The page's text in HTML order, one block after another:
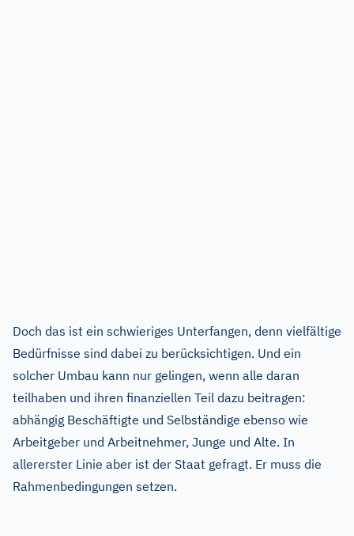
Doch das ist ein schwieriges Unterfangen, denn vielfältige
Bedürfnisse sind dabei zu berücksichtigen. Und ein
solcher Umbau kann nur gelingen, wenn alle daran
teilhaben und ihren finanziellen Teil dazu beitragen:
abhängig Beschäftigte und Selbständige ebenso wie
Arbeitgeber und Arbeitnehmer, Junge und Alte. In
allererster Linie aber ist der Staat gefragt. Er muss die
Rahmenbedingungen setzen.